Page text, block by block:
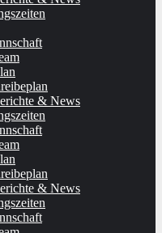
& News
& News